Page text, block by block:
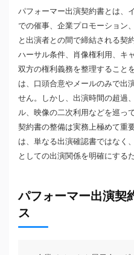
パフォーマー出演契約書とは、
での催事、企業プロモーション
と出演者との間で締結される契
ハーサル条件、肖像権利用、キ
双方の権利義務を整理すること
は、口頭合意やメールのみで出
せん。しかし、出演時間の超過
ル、映像の二次利用などを巡っ
契約書の整備は実務上極めて重
は、単なる出演確認書ではなく
としての出演関係を明確にする
パフォーマー出演契
ス